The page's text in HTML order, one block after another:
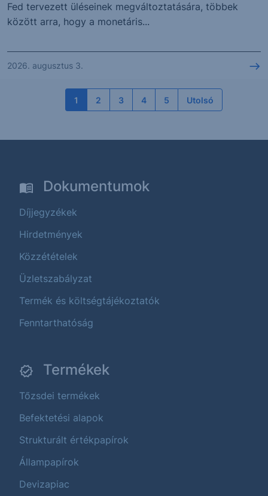
Fed tervezett üléseinek megváltoztatására, többek
között arra, hogy a monetáris...
2026. augusztus 3.
1 2 3 4 5 Utolsó
Dokumentumok
Díjjegyzékek
Hirdetmények
Közzétételek
Üzletszabályzat
Termék és költségtájékoztatók
Fenntarthatóság
Termékek
Tőzsdei termékek
Befektetési alapok
Strukturált értékpapírok
Állampapírok
Devizapiac